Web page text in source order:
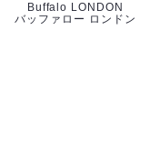
Buffalo LONDON
バッファロー ロンドン